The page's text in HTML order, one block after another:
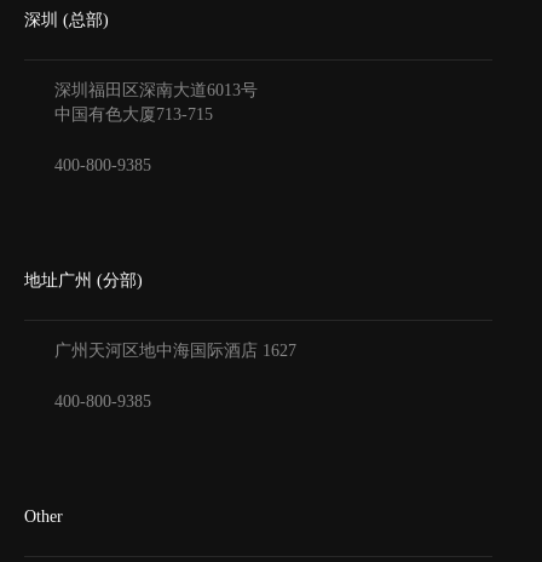
深圳 (总部)
深圳福田区深南大道6013号
中国有色大厦713-715
400-800-9385
地址广州 (分部)
广州天河区地中海国际酒店 1627
400-800-9385
Other